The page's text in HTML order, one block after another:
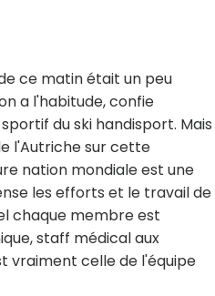
ce matin était un peu
a l'habitude, confie
du ski handisport. Mais
l'Autriche sur cette
nation mondiale est une
les efforts et le travail de
chaque membre est
staff médical aux
vraiment celle de l'équipe